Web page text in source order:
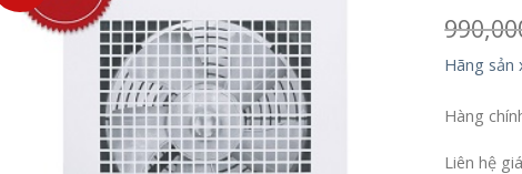
Hãng sản
Hàng
Liên hệ